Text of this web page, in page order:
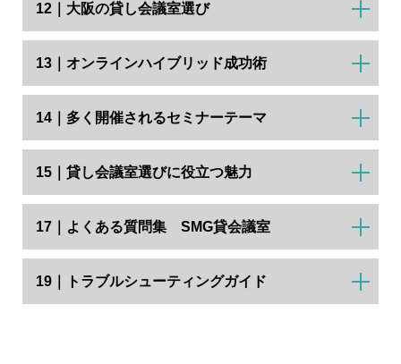
12｜大阪の貸し会議室選び
13｜オンラインハイブリッド成功術
14｜多く開催されるセミナーテーマ
15｜貸し会議室選びに役立つ魅力
17｜よくある質問集 SMG貸会議室
19｜トラブルシューティングガイド